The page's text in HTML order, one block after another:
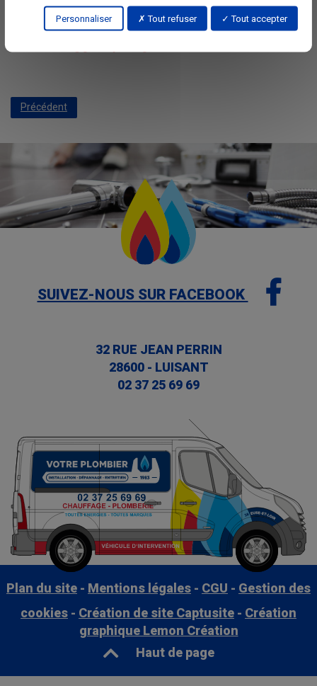
d'évolution.
Merci de bien vouloir faire parvenir votre candidature à
Précédent
SUIVEZ-NOUS SUR FACEBOOK
32 RUE JEAN PERRIN
28600- LUISANT
02 37 25 69 69
Plan du site Mentions légales CGU Gestion des
cookies-Création de site Captusite-Création
graphique Lemon Création
Haut de page
Tout accepter
Tout refuser
Personnaliser